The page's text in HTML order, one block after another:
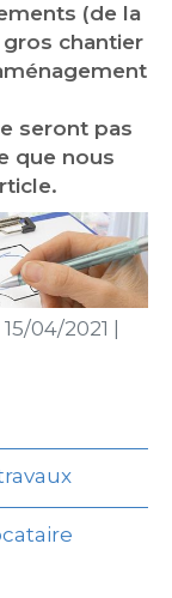
(de la
chantier
seront pas
que nous
15/04/2021